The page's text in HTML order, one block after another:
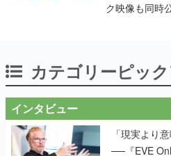
ク映像も同時
カテゴリーピッ
インタビュー
「現実より
──『EVE